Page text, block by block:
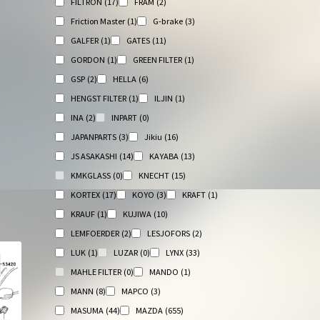
Friction Master (1) G-brake (3)
GALFER (1) GATES (11)
GORDON (1) GREEN FILTER (1)
GSP (2) HELLA (6)
HENGST FILTER (1) ILJIN (1)
INA (2) INPART (0)
JAPANPARTS (3) Jikiu (16)
JS ASAKASHI (14) KAYABA (13)
KMKGLASS (0) KNECHT (15)
KORTEX (17) KOYO (3) KRAFT (1)
KRAUF (1) KUJIWA (10)
LEMFOERDER (2) LESJOFORS (2)
LUK (1) LUZAR (0) LYNX (33)
MAHLE FILTER (0) MANDO (1)
MANN (8) MAPCO (3)
MASUMA (44) MAZDA (655)